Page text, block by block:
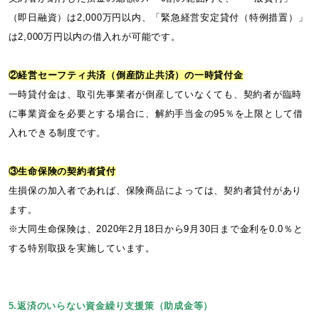
（即日融資）は2,000万円以内、「緊急経営安定貸付（特例措置）」
は2,000万円以内の借入れが可能です。
②経営セーフティ共済（倒産防止共済）の一時貸付金
一時貸付金は、取引先事業者が倒産していなくても、契約者が臨時
に事業資金を必要とする場合に、解約手当金の95％を上限として借
入れできる制度です。
③生命保険の契約者貸付
生損保の加入者であれば、保険商品によっては、契約者貸付があり
ます。
※大同生命保険は、2020年2月18日から9月30日まで金利を0.0％と
する特別取扱を実施しています。
5.返済のいらない資金繰り支援策（助成金等）